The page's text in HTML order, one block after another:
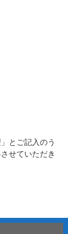
とご記入のう
せていただき